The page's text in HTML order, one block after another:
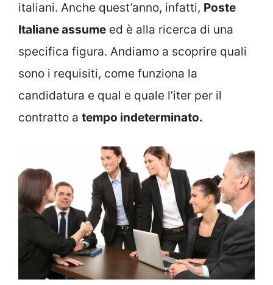
italiani. Anche quest’anno, infatti, Poste
Italiane assume ed è alla ricerca di una
specifica figura. Andiamo a scoprire quali
sono i requisiti, come funziona la
candidatura e qual e quale l’iter per il
contratto a tempo indeterminato.